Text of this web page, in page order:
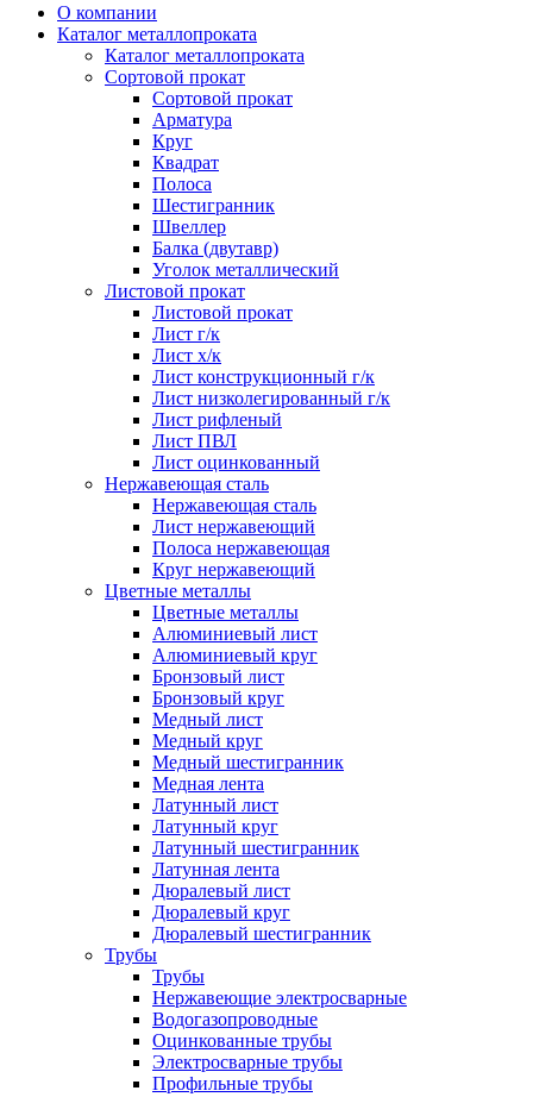
О компании
Каталог металлопроката
Каталог металлопроката
Сортовой прокат
Сортовой прокат
Арматура
Круг
Квадрат
Полоса
Шестигранник
Швеллер
Балка (двутавр)
Уголок металлический
Листовой прокат
Листовой прокат
Лист г/к
Лист х/к
Лист конструкционный г/к
Лист низколегированный г/к
Лист рифленый
Лист ПВЛ
Лист оцинкованный
Нержавеющая сталь
Нержавеющая сталь
Лист нержавеющий
Полоса нержавеющая
Круг нержавеющий
Цветные металлы
Цветные металлы
Алюминиевый лист
Алюминиевый круг
Бронзовый лист
Бронзовый круг
Медный лист
Медный круг
Медный шестигранник
Медная лента
Латунный лист
Латунный круг
Латунный шестигранник
Латунная лента
Дюралевый лист
Дюралевый круг
Дюралевый шестигранник
Трубы
Трубы
Нержавеющие электросварные
Водогазопроводные
Оцинкованные трубы
Электросварные трубы
Профильные трубы